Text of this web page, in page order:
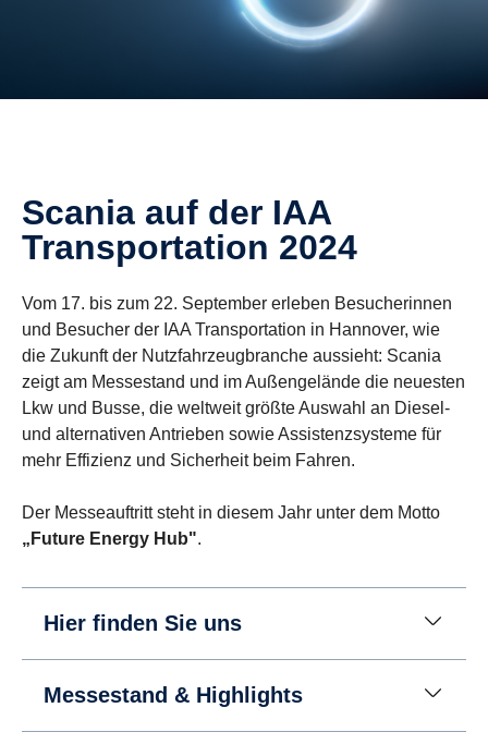
Scania auf der IAA
Transportation 2024
Vom 17. bis zum 22. September erleben Besucherinnen
und Besucher der IAA Transportation in Hannover, wie
die Zukunft der Nutzfahrzeugbranche aussieht: Scania
zeigt am Messestand und im Außengelände die neuesten
Lkw und Busse, die weltweit größte Auswahl an Diesel-
und alternativen Antrieben sowie Assistenzsysteme für
mehr Effizienz und Sicherheit beim Fahren.
Der Messeauftritt steht in diesem Jahr unter dem Motto
„Future Energy Hub".
Hier finden Sie uns
Messestand & Highlights